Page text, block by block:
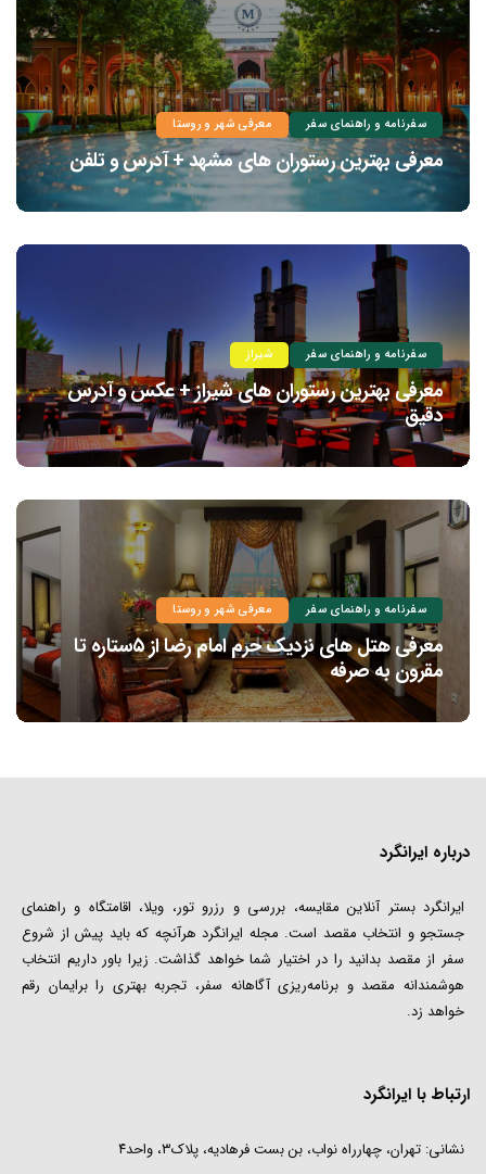
سفرنامه و راهنمای سفر معرفی شهر و روستا
معرفی بهترین رستوران های مشهد + آدرس و تلفن
سفرنامه و راهنمای سفر شیراز
معرفی بهترین رستوران های شیراز + عکس و آدرس
دقیق
سفرنامه و راهنمای سفر معرفی شهر و روستا
معرفی هتل های نزدیک حرم امام رضا از ۵ستاره تا
مقرون به صرفه
درباره ایرانگرد
ایرانگرد بستر آنلاین مقایسه، بررسی و رزرو تور، ویلا، اقامتگاه و راهنمای
جستجو و انتخاب مقصد است. مجله ایرانگرد هرآنچه که باید پیش از شروع
سفر از مقصد بدانید را در اختیار شما خواهد گذاشت. زیرا باور داریم انتخاب
هوشمندانه مقصد و برنامه‌ریزی آگاهانه سفر، تجربه بهتری را برایمان رقم
خواهد زد.
ارتباط با ایرانگرد
نشانی: تهران، چهارراه نواب، بن بست فرهادیه، پلاک۳، واحد۴